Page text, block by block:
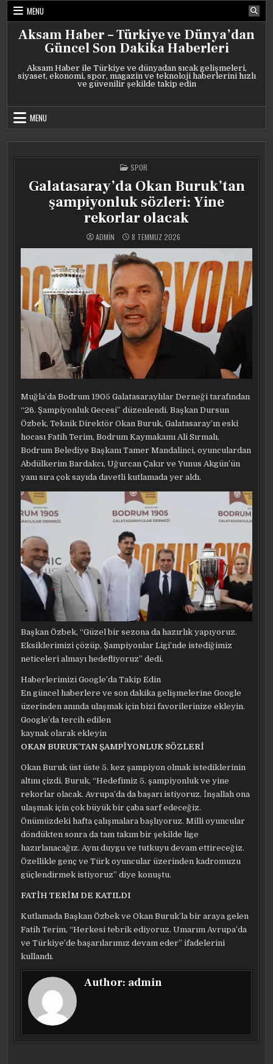
Skip
content
MENU
Aksam Haber – Türkiye ve Dünya’dan
Güncel Son Dakika Haberleri
Aksam Haber ile Türkiye ve dünyadan sıcak gelişmeleri,
siyaset, ekonomi, spor, magazin ve teknoloji haberlerini hızlı
ve güvenilir şekilde takip edin
MENU
POSTED
IN
SPOR
Galatasaray’da Okan Buruk’tan
şampiyonluk sözleri: Yine
rekorlar olacak
ADMIN 8 TEMMUZ 2026
Muğla’da Bodrum 1905 Galatasaraylılar Derneği tarafından
“26. Şampiyonluk Gecesi” düzenlendi. Başkan Dursun
Özbek, Teknik Direktör Okan Buruk, Galatasaray’ın eski
hocası Fatih Terim, Bodrum Kaymakamı Ali Sırmalı,
Bodrum Belediye Başkanı Tamer Mandalinci, oyunculardan
Abdülkerim Bardakcı, Uğurcan Çakır ve Yunus Akgün’ün
yanı sıra çok sayıda davetli kutlamada yer aldı.
Başkan Özbek, “Güzel bir sezona da hazırlık yapıyoruz.
Eksiklerimizi çözüp, Şampiyonlar Ligi’nde istediğimiz
neticeleri almayı hedefliyoruz” dedi.
Haberlerimizi Google’da Takip Edin
En güncel haberlere ve son dakika gelişmelerine Google
üzerinden anında ulaşmak için bizi favorilerinize ekleyin.
Google’da tercih edilen
kaynak olarak ekleyin
OKAN BURUK’TAN ŞAMPİYONLUK SÖZLERİ
Okan Buruk üst üste 5. kez şampiyon olmak istediklerinin
altını çizdi. Buruk, “Hedefimiz 5. şampiyonluk ve yine
rekorlar olacak. Avrupa’da da başarı istiyoruz. İnşallah ona
ulaşmak için çok büyük bir çaba sarf edeceğiz.
Önümüzdeki hafta çalışmalara başlıyoruz. Milli oyuncular
döndükten sonra da tam takım bir şekilde lige
hazırlanacağız. Aynı duygu ve tutkuyu devam ettireceğiz.
Özellikle genç ve Türk oyuncular üzerinden kadromuzu
güçlendirmek istiyoruz” diye konuştu.
FATİH TERİM DE KATILDI
Kutlamada Başkan Özbek ve Okan Buruk’la bir araya gelen
Fatih Terim, “Herkesi tebrik ediyoruz. Umarım Avrupa’da
ve Türkiye’de başarılarımız devam eder” ifadelerini
kullandı.
Author: admin